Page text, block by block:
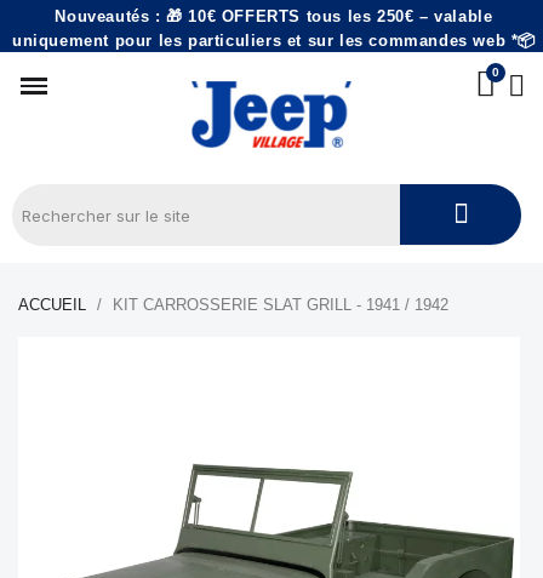
Nouveautés : 🎁 10€ OFFERTS tous les 250€ – valable
uniquement pour les particuliers et sur les commandes web *📦
ACCUEIL KIT CARROSSERIE SLAT GRILL - 1941 / 1942